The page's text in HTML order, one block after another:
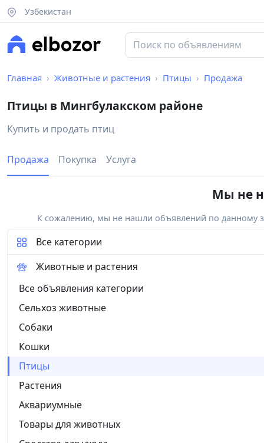
Узбекистан
Главная Животные и растения Птицы Продажа
Птицы в Мингбулакском районе
Купить и продать птиц
Продажа Покупка Услуга
Мы не
К сожалению, мы не нашли объявлений по данному
Все категории
Животные и растения
Все объявления категории
Сельхоз животные
Собаки
Кошки
Птицы
Растения
Аквариумные
Товары для животных